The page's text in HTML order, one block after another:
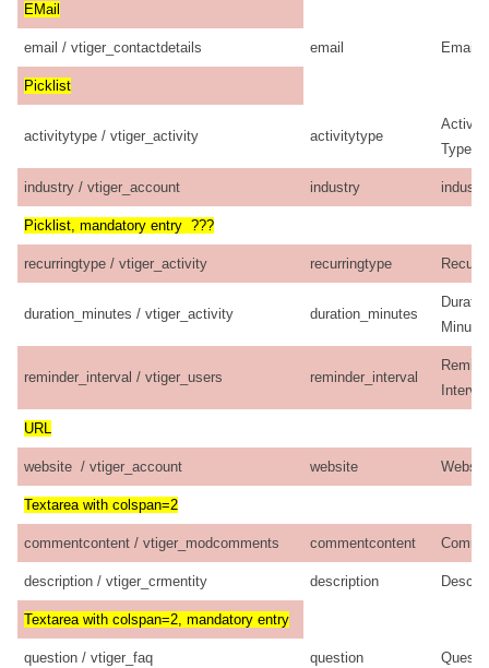
EMail
email / vtiger_contactdetails email Email
Picklist
activitytype / vtiger_activity activitytype
Activity
Type
industry / vtiger_account industry
Picklist, mandatory entry ???
recurringtype / vtiger_activity recurringtype
duration_minutes / vtiger_activity duration_minutes
reminder_interval / vtiger_users reminder_interval
Interval
URL
website / vtiger_account website
Textarea with colspan=2
commentcontent / vtiger_modcomments commentcontent
description / vtiger_crmentity description
Textarea with colspan=2, mandatory entry
question / vtiger_faq question